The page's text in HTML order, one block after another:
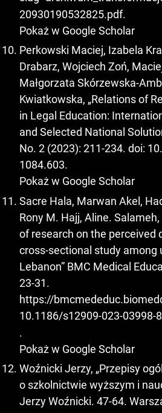
20930190532825.pdf.
Pokaż w Google Scholar
Perkowski Maciej, Izabela
Drabarz, Wojciech Zoń,
Małgorzata Skórzewska-
Kwiatkowska, „Relations of
in Legal Education:
and Selected National
No. 2 (2023): 211-234. doi:
1084.603.
Pokaż w Google Scholar
Sacre Hala, Marwan Akel,
Rony M. Hajj, Aline.
of research on the perceived
cross-sectional study among
Lebanon” BMC Medical
23-31.
https://
10.1186/s12909-023-03998-8
.
Pokaż w Google Scholar
Woźnicki Jerzy, „Przepisy
o szkolnictwie wyższym i
Jerzy Woźnicki. 47-64.